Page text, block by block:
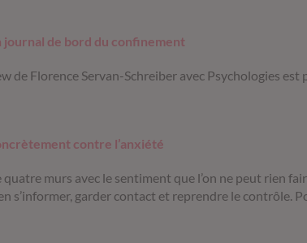
journal de bord du confinement
de Florence Servan-Schreiber avec Psychologies est
contre l’anxiété
quatre murs avec le sentiment que l’on ne peut rien
s’informer, garder contact et reprendre le contrôle.